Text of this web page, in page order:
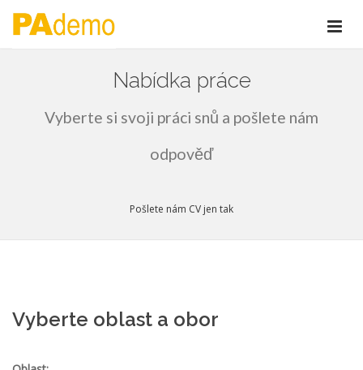
Nabídka práce
Vyberte si svoji práci snů a pošlete nám
odpověď
Pošlete nám CV jen tak
Vyberte oblast a obor